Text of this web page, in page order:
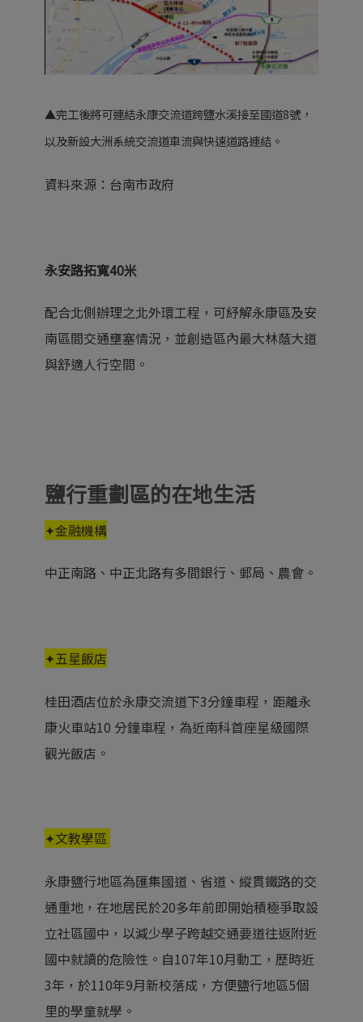
▲完工後將可連結永康交流道跨鹽水溪接至國道8號，
以及新設大洲系統交流道車流與快速道路連結。
資料來源： 台南市政府
永安路拓寬40米
配合北側辦理之北外環工程，可紓解永康區及安
南區間交通壅塞情況，並創造區內最大林蔭大道
與舒適人行空間。
鹽行重劃區的在地生活
✦金融機構
中正南路、中正北路有多間銀行、郵局、農會。
✦五星飯店
桂田酒店位於永康交流道下3分鐘車程，距離永
康火車站10 分鐘車程，為近南科首座星級國際
觀光飯店。
✦文教學區
永康鹽行地區為匯集國道、省道、縱貫鐵路的交
通重地，在地居民於20多年前即開始積極爭取設
立社區國中，以減少學子跨越交通要道往返附近
國中就讀的危險性。自107年10月動工，歷時近
3年，於110年9月新校落成，方便鹽行地區5個
里的學童就學。